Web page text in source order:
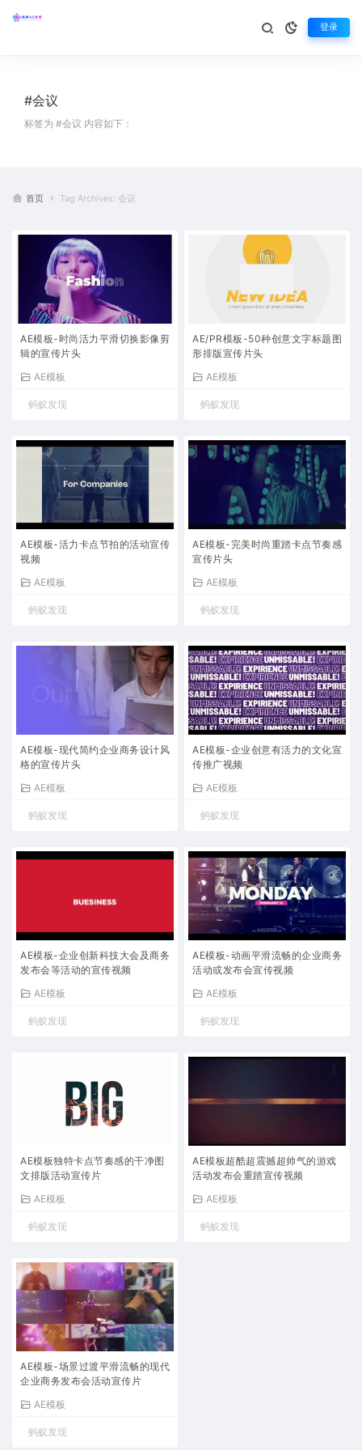
登录
#会议
标签为 #会议 内容如下：
首页 Tag Archives: 会议
AE模板-时尚活力平滑切换影像剪
辑的宣传片头
AE模板
蚂蚁发现
AE/PR模板-50种创意文字标题图
形排版宣传片头
AE模板
蚂蚁发现
AE模板-活力卡点节拍的活动宣传
视频
AE模板
蚂蚁发现
AE模板-完美时尚重踏卡点节奏感
宣传片头
AE模板
蚂蚁发现
AE模板-现代简约企业商务设计风
格的宣传片头
AE模板
蚂蚁发现
AE模板-企业创意有活力的文化宣
传推广视频
AE模板
蚂蚁发现
AE模板-企业创新科技大会及商务
发布会等活动的宣传视频
AE模板
蚂蚁发现
AE模板-动画平滑流畅的企业商务
活动或发布会宣传视频
AE模板
蚂蚁发现
AE模板独特卡点节奏感的干净图
文排版活动宣传片
AE模板
蚂蚁发现
AE模板超酷超震撼超帅气的游戏
活动发布会重踏宣传视频
AE模板
蚂蚁发现
AE模板-场景过渡平滑流畅的现代
企业商务发布会活动宣传片
AE模板
蚂蚁发现